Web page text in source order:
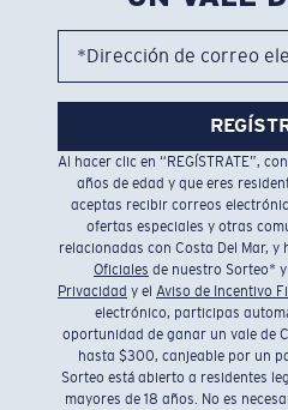
*Dirección de correo
Al hacer clic en “REGÍSTRATE”,
años de edad y que eres
aceptas recibir correos
ofertas especiales y otras
relacionadas con Costa Del Mar, y
Oficiales de nuestro Sorteo*
Privacidad y el Aviso de Incentivo
electrónico, participas
oportunidad de ganar un vale de
hasta $300, canjeable por un
Sorteo está abierto a residentes
mayores de 18 años. No es